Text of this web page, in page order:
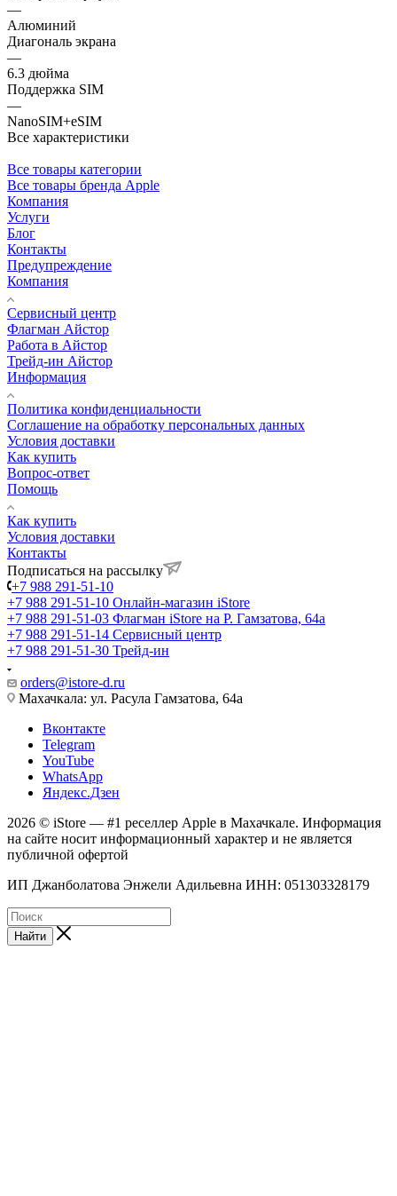
—
Алюминий
Диагональ экрана
—
6.3 дюйма
Поддержка SIM
—
NanoSIM+eSIM
Все характеристики
Все товары категории
Все товары бренда Apple
Компания
Услуги
Блог
Контакты
Предупреждение
Компания
Сервисный центр
Флагман Айстор
Работа в Айстор
Трейд-ин Айстор
Информация
Политика конфиденциальности
Соглашение на обработку персональных данных
Условия доставки
Как купить
Вопрос-ответ
Помощь
Как купить
Условия доставки
Контакты
Подписаться на рассылку
+7 988 291-51-10
+7 988 291-51-10 Онлайн-магазин iStore
+7 988 291-51-03 Флагман iStore на Р. Гамзатова, 64а
+7 988 291-51-14 Сервисный центр
+7 988 291-51-30 Трейд-ин
orders@istore-d.ru
Махачкала: ул. Расула Гамзатова, 64а
Вконтакте
Telegram
YouTube
WhatsApp
Яндекс.Дзен
2026 © iStore — #1 реселлер Apple в Махачкале. Информация
на сайте носит информационный характер и не является
публичной офертой
ИП Джанболатова Энжели Адильевна ИНН: 051303328179
Найти